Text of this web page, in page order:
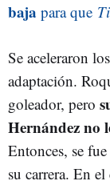
baja para que
Se aceleraron los
adaptación.
goleador, pero
Hernández no
Entonces, se fue
su carrera. En